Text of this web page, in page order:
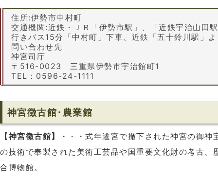
住所:伊勢市中村町
交通機関:近鉄・ＪＲ「伊勢市駅」、「近鉄宇治山田
行きバス15分「中村町」下車、近鉄「五十鈴川駅」
問い合わせ先
神宮司庁
〒516-0023 三重県伊勢市宇治館町1
TEL：0596-24-1111
神宮徴古館･農業館
【神宮徴古館】
・・・式年遷宮で撤下された神宮の御
の技術で奉製された美術工芸品や国重要文化財の考古、
合博物館。